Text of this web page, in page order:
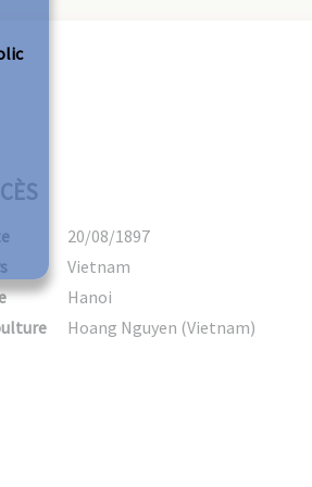
20/08/1897
Vietnam
Hanoi
Hoang Nguyen (Vietnam)